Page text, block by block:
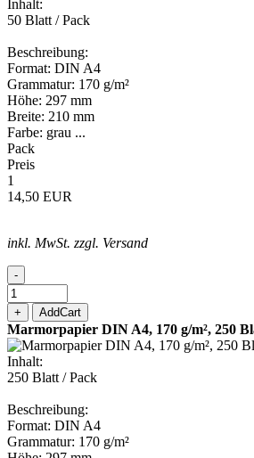
Inhalt:
50 Blatt / Pack
Beschreibung:
Format: DIN A4
Grammatur: 170 g/m²
Höhe: 297 mm
Breite: 210 mm
Farbe: grau ...
Pack
Preis
1
14,50 EUR
inkl. MwSt. zzgl. Versand
-
+ AddCart
Marmorpapier DIN A4, 170 g/m², 250
Inhalt:
250 Blatt / Pack
Beschreibung:
Format: DIN A4
Grammatur: 170 g/m²